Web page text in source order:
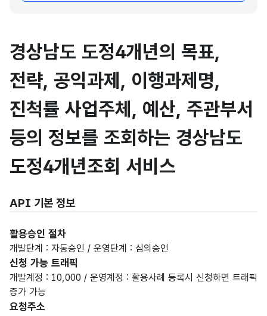
경상남도 도정4개년의 목표,
전략, 공익과제, 이행과제명,
진척률 사업주체, 예산, 주관부서
등의 정보를 조회하는 경상남도
도정4개년조회 서비스
API 기본 정보
활용승인 절차
개발단계 : 자동승인 / 운영단계 : 심의승인
신청 가능 트래픽
개발계정 : 10,000 / 운영계정 : 활용사례 등록시 신청하면 트래픽
증가 가능
요청주소